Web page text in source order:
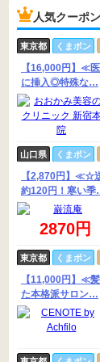
人気クーポン
東京都 くまポン
【16,000円】≪
に挿入◎特殊な…
山口県 くまポン
【2,870円】≪☆
約120円！寒い
2870円
東京都 くまポン
【11,000円】≪
た本格派サロン…